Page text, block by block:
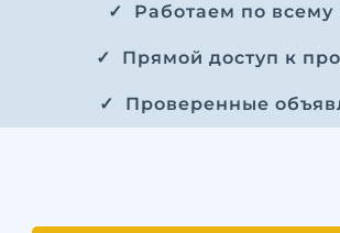
✓ ​ Работаем по всему
✓ ​ Прямой доступ к
✓ ​ Проверенные